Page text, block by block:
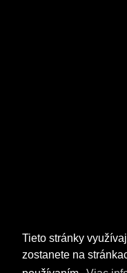
Tieto stránky
zostanete na